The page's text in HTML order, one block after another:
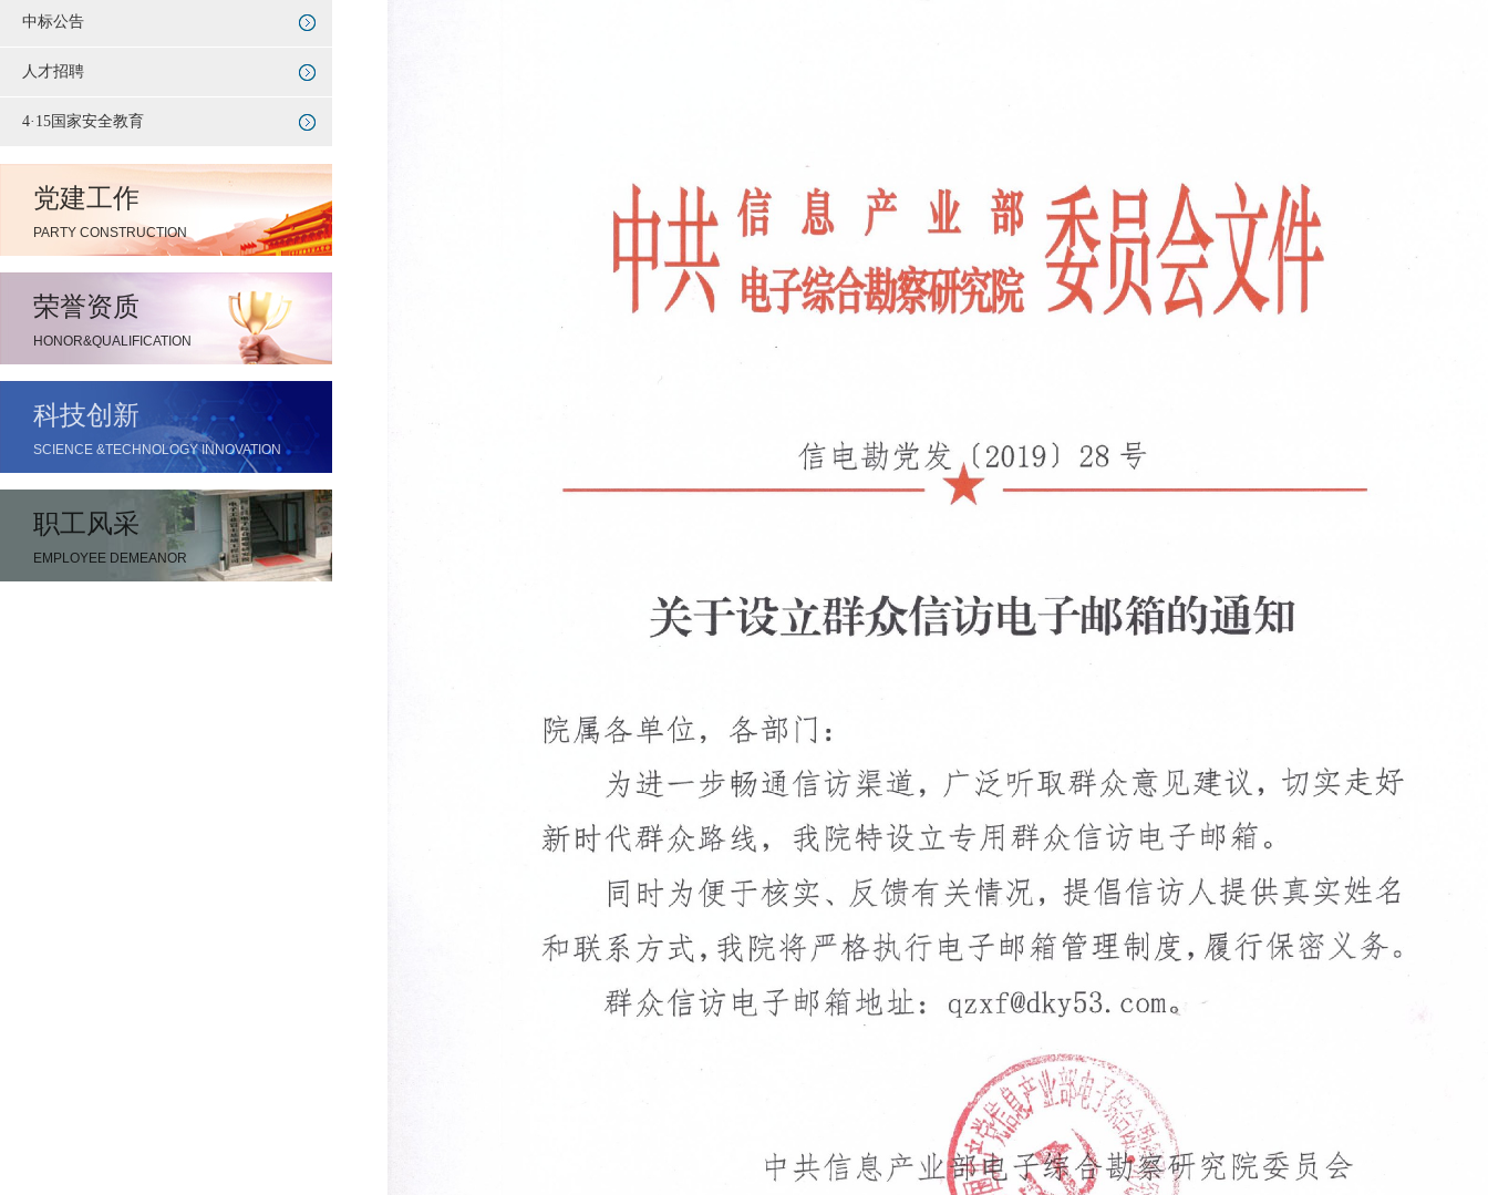
中标公告
人才招聘
4·15国家安全教育
党建工作
PARTY CONSTRUCTION
荣誉资质
HONOR&QUALIFICATION
科技创新
SCIENCE &TECHNOLOGY INNOVATION
职工风采
EMPLOYEE DEMEANOR